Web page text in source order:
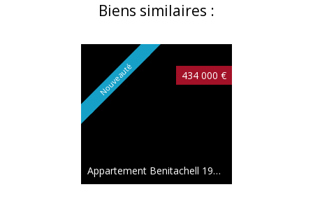
Biens similaires :
Nouveauté 434 000 €
Appartement Benitachell 192 m²